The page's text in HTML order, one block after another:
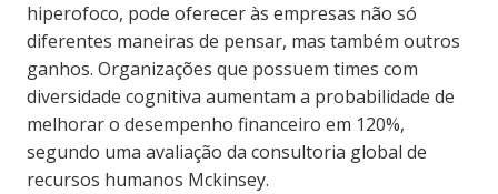
hiperofoco, pode oferecer às empresas não só
diferentes maneiras de pensar, mas também outros
ganhos. Organizações que possuem times com
diversidade cognitiva aumentam a probabilidade de
melhorar o desempenho financeiro em 120%,
segundo uma avaliação da consultoria global de
recursos humanos Mckinsey.